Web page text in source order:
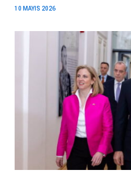
10 MAYIS 2026